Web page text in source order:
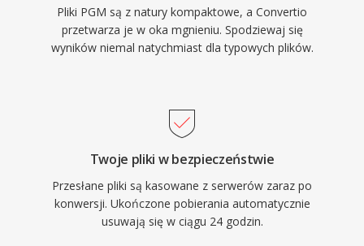
Pliki PGM są z natury kompaktowe, a Convertio
przetwarza je w oka mgnieniu. Spodziewaj się
wyników niemal natychmiast dla typowych plików.
Twoje pliki w bezpieczeństwie
Przesłane pliki są kasowane z serwerów zaraz po
konwersji. Ukończone pobierania automatycznie
usuwają się w ciągu 24 godzin.